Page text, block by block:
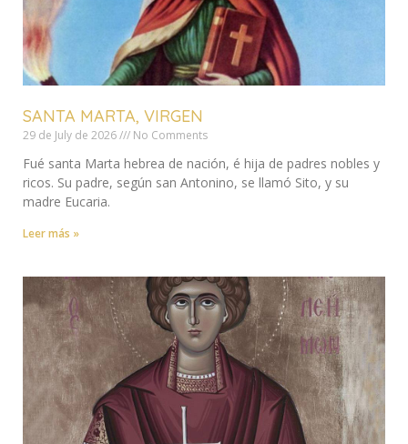
SANTA MARTA, VIRGEN
29 de July de 2026 No Comments
Fué santa Marta hebrea de nación, é hija de padres nobles y
ricos. Su padre, según san Antonino, se llamó Sito, y su
madre Eucaria.
Leer más »